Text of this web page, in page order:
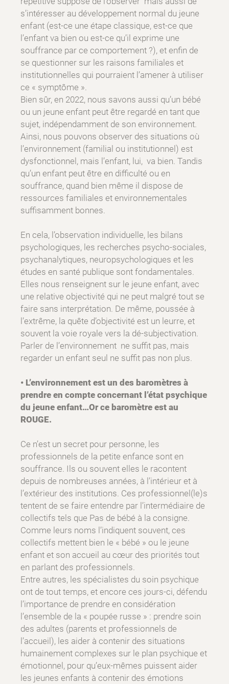
s’intéresser au développement normal du jeune
enfant (est-ce une étape classique, est-ce que
l’enfant va bien ou est-ce qu’il exprime une
souffrance par ce comportement ?), et enfin de
se questionner sur les raisons familiales et
institutionnelles qui pourraient l’amener à utiliser
ce « symptôme ».
Bien sûr, en 2022, nous savons aussi qu’un bébé
ou un jeune enfant peut être regardé en tant que
sujet, indépendamment de son environnement.
Ainsi, nous pouvons observer des situations où
l’environnement (familial ou institutionnel) est
dysfonctionnel, mais l’enfant, lui, va bien. Tandis
qu’un enfant peut être en difficulté ou en
souffrance, quand bien même il dispose de
ressources familiales et environnementales
suffisamment bonnes.
En cela, l’observation individuelle, les bilans
psychologiques, les recherches psycho-sociales,
psychanalytiques, neuropsychologiques et les
études en santé publique sont fondamentales.
Elles nous renseignent sur le jeune enfant, avec
une relative objectivité qui ne peut malgré tout se
faire sans interprétation. De même, poussée à
l’extrême, la quête d’objectivité est un leurre, et
souvent la voie royale vers la dé-subjectivation.
Parler de l’environnement ne suffit pas, mais
regarder un enfant seul ne suffit pas non plus.
• L’environnement est un des baromètres à
prendre en compte concernant l’état psychique
du jeune enfant…Or ce baromètre est au
ROUGE.
Ce n’est un secret pour personne, les
professionnels de la petite enfance sont en
souffrance. Ils ou souvent elles le racontent
depuis de nombreuses années, à l’intérieur et à
l’extérieur des institutions. Ces professionnel(le)s
tentent de se faire entendre par l’intermédiaire de
collectifs tels que Pas de bébé à la consigne.
Comme leurs noms l’indiquent souvent, ces
collectifs mettent bien le « bébé » ou le jeune
enfant et son accueil au cœur des priorités tout
en parlant des professionnels.
Entre autres, les spécialistes du soin psychique
ont de tout temps, et encore ces jours-ci, défendu
l’importance de prendre en considération
l’ensemble de la « poupée russe » : prendre soin
des adultes (parents et professionnels de
l’accueil), les aider à contenir des situations
humainement complexes sur le plan psychique et
émotionnel, pour qu’eux-mêmes puissent aider
les jeunes enfants à contenir des émotions